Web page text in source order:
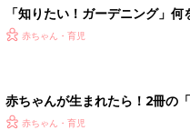
「知りたい！ガーデニング」
赤ちゃん・育児
赤ちゃんが生まれたら！2冊の
赤ちゃん・育児